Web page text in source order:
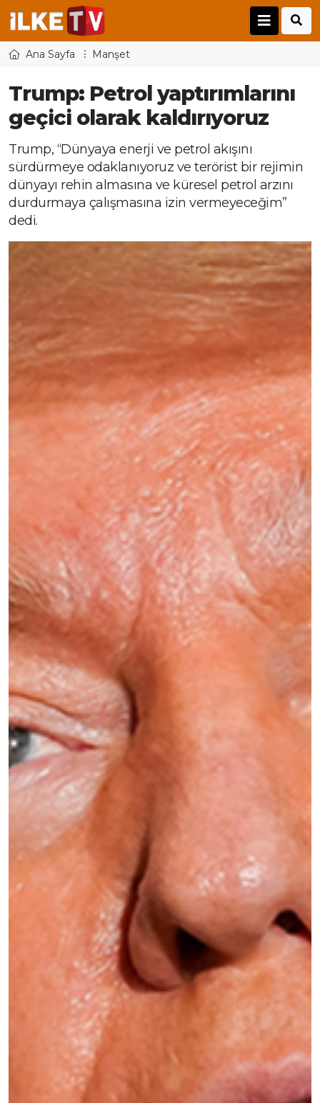
Ana Sayfa Manşet
Trump: Petrol yaptırımlarını
geçici olarak kaldırıyoruz
Trump, “Dünyaya enerji ve petrol akışını
sürdürmeye odaklanıyoruz ve terörist bir rejimin
dünyayı rehin almasına ve küresel petrol arzını
durdurmaya çalışmasına izin vermeyeceğim”
dedi.